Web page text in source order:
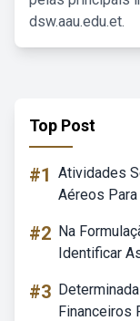
dsw.aau.edu.et.
Top Post
#1 Atividades
Aéreos
#2 Na
Identificar
#3
Financeiros